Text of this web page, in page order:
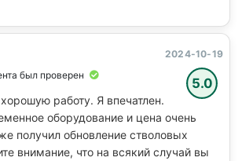
5.0
был проверен
2024-10-19
работу. Я впечатлен.
оборудование и цена очень
получил обновление стволовых
внимание, что на всякий случай вы